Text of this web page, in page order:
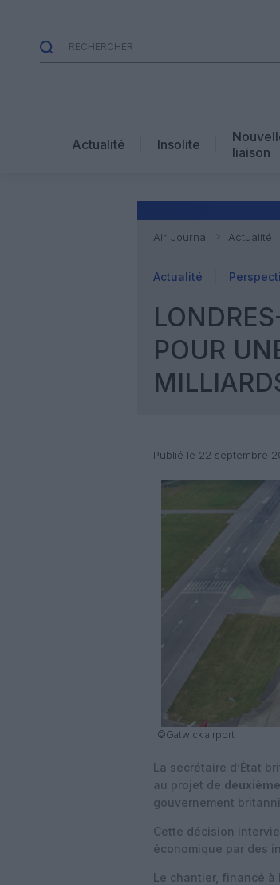
Actualité Insolite
liaison
Air Journal Actualité
Actualité
POUR
Publié le 22 septembre
©Gatwick airport
La secrétaire d’État
au projet de
gouvernement
Cette décision
économique par des
Le chantier, financé